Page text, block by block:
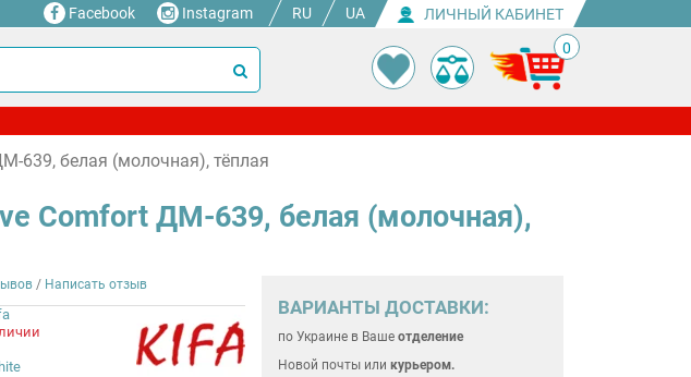
Facebook Instagram RU UA ЛИЧНЫЙ КАБИНЕТ
0
639, белая (молочная), тёплая
Comfort ДМ-639, белая (молочная),
/ Написать отзыв
ВАРИАНТЫ ДОСТАВКИ:
по Украине в Ваше отделение
Новой почты или курьером.